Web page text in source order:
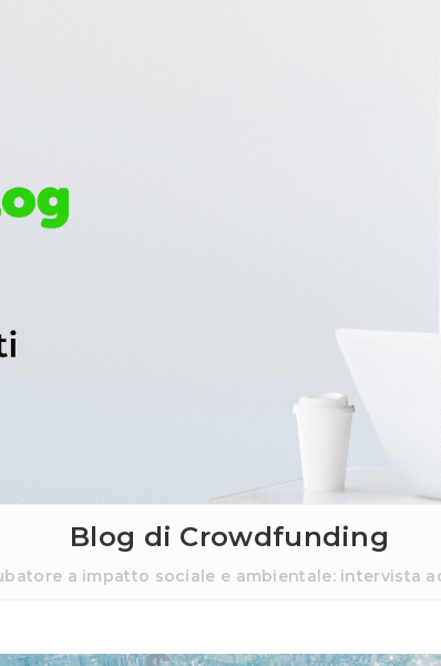
Blog di Crowdfunding
a impatto sociale e ambientale: intervista